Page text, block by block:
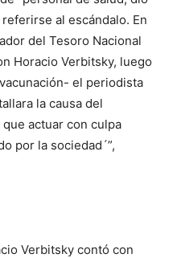
al escándalo. En
del Tesoro Nacional
Horacio Verbitsky, luego
el periodista
la causa del
que actuar con culpa
por la sociedad´”,
Verbitsky contó con